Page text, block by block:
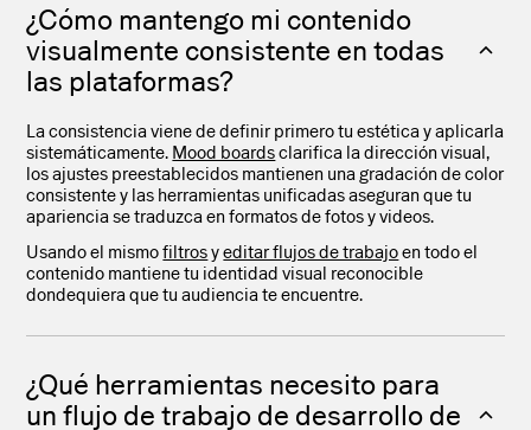
¿Cómo mantengo mi contenido
visualmente consistente en todas
las plataformas?
La consistencia viene de definir primero tu estética y aplicarla
sistemáticamente. Mood boardsclarifica la dirección visual,
los ajustes preestablecidos mantienen una gradación de color
consistente y las herramientas unificadas aseguran que tu
apariencia se traduzca en formatos de fotos y videos.
Usando el mismofiltrosyeditar flujos de trabajoen todo el
contenido mantiene tu identidad visual reconocible
dondequiera que tu audiencia te encuentre.
¿Qué herramientas necesito para
un flujo de trabajo de desarrollo de